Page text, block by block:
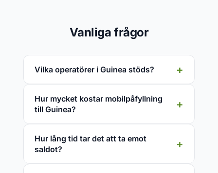
Vanliga frågor
Vilka operatörer i Guinea stöds?
Hur mycket kostar mobilpåfyllning
till Guinea?
Hur lång tid tar det att ta emot
saldot?